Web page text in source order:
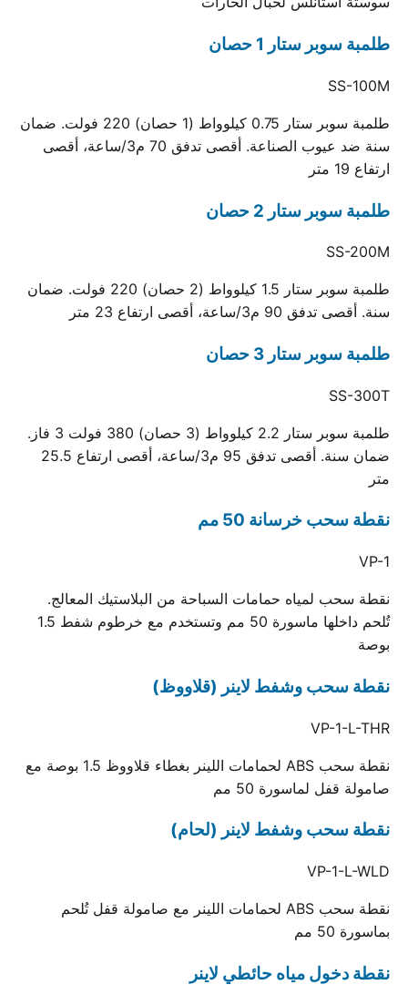
طلمبة سوبر ستار 1 حصان
SS-100M
طلمبة سوبر ستار 0.75 كيلوواط (1 حصان) 220 فولت. ضمان
سنة ضد عيوب الصناعة. أقصى تدفق 70 م3/ساعة، أقصى
ارتفاع 19 متر
طلمبة سوبر ستار 2 حصان
SS-200M
طلمبة سوبر ستار 1.5 كيلوواط (2 حصان) 220 فولت. ضمان
سنة. أقصى تدفق 90 م3/ساعة، أقصى ارتفاع 23 متر
طلمبة سوبر ستار 3 حصان
SS-300T
طلمبة سوبر ستار 2.2 كيلوواط (3 حصان) 380 فولت 3 فاز.
ضمان سنة. أقصى تدفق 95 م3/ساعة، أقصى ارتفاع 25.5
متر
نقطة سحب خرسانة 50 مم
VP-1
نقطة سحب لمياه حمامات السباحة من البلاستيك المعالج.
تُلحم داخلها ماسورة 50 مم وتستخدم مع خرطوم شفط 1.5
بوصة
نقطة سحب وشفط لاينر (قلاووظ)
VP-1-L-THR
نقطة سحب ABS لحمامات اللينر بغطاء قلاووظ 1.5 بوصة مع
صامولة قفل لماسورة 50 مم
نقطة سحب وشفط لاينر (لحام)
VP-1-L-WLD
نقطة سحب ABS لحمامات اللينر مع صامولة قفل تُلحم
بماسورة 50 مم
نقطة دخول مياه حائطي لاينر